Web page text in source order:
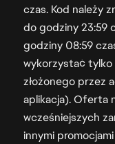
czas. Kod należy
do godziny 23:59
godziny 08:59
wykorzystać tylko
złożonego przez
aplikacja). Oferta
wcześniejszych
innymi